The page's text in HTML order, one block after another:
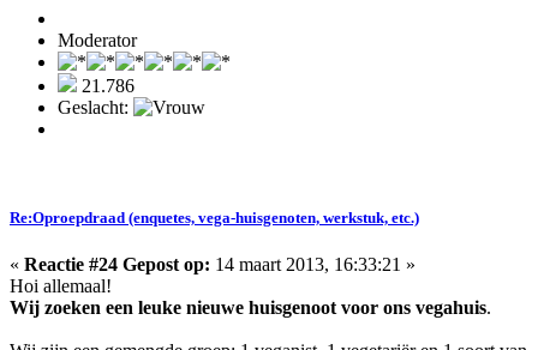
Moderator
21.786
Geslacht:
Re:Oproepdraad (enquetes, vega-huisgenoten, werkstuk, etc.)
« Reactie #24 Gepost op: 14 maart 2013, 16:33:21 »
Hoi allemaal!
Wij zoeken een leuke nieuwe huisgenoot voor ons vegahuis.